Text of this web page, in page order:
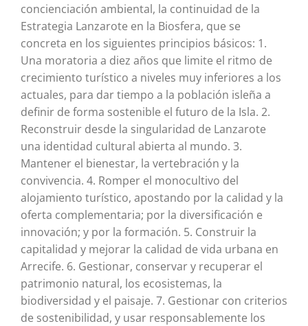
concienciación ambiental, la continuidad de la
Estrategia Lanzarote en la Biosfera, que se
concreta en los siguientes principios básicos: 1.
Una moratoria a diez años que limite el ritmo de
crecimiento turístico a niveles muy inferiores a los
actuales, para dar tiempo a la población isleña a
definir de forma sostenible el futuro de la Isla. 2.
Reconstruir desde la singularidad de Lanzarote
una identidad cultural abierta al mundo. 3.
Mantener el bienestar, la vertebración y la
convivencia. 4. Romper el monocultivo del
alojamiento turístico, apostando por la calidad y la
oferta complementaria; por la diversificación e
innovación; y por la formación. 5. Construir la
capitalidad y mejorar la calidad de vida urbana en
Arrecife. 6. Gestionar, conservar y recuperar el
patrimonio natural, los ecosistemas, la
biodiversidad y el paisaje. 7. Gestionar con criterios
de sostenibilidad, y usar responsablemente los